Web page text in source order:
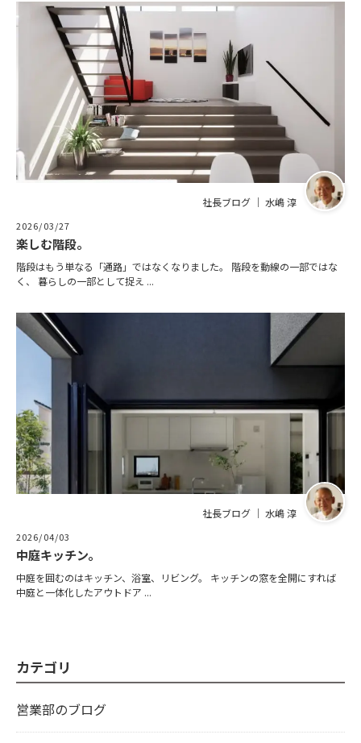
社長ブログ ｜ 水嶋 淳
2026/03/27
楽しむ階段。
階段はもう単なる「通路」ではなくなりました。 階段を動線の一部ではな
く、 暮らしの一部として捉え ...
社長ブログ ｜ 水嶋 淳
2026/04/03
中庭キッチン。
中庭を囲むのはキッチン、浴室、リビング。 キッチンの窓を全開にすれば
中庭と一体化したアウトドア ...
カテゴリ
営業部のブログ